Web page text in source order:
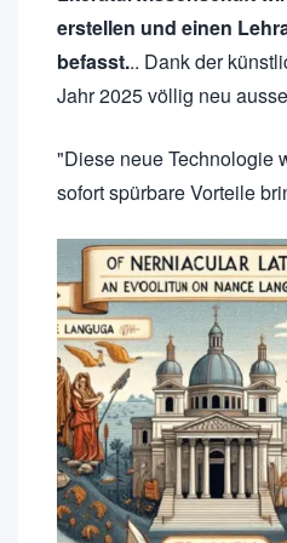
erstellen und einen
befasst... Dank der
Jahr 2025 völlig neu
"Diese neue Technologie
sofort spürbare Vorteile